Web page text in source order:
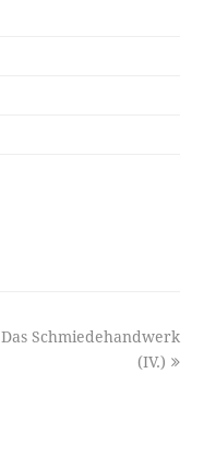
next
Das Schmiedehandwerk
(IV.)